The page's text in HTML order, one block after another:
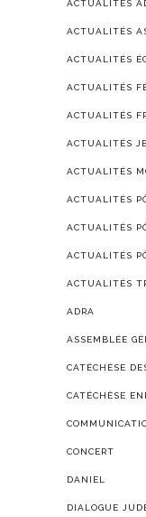
ACTUALITÉS
ACTUALITÉS
ACTUALITÉS
ACTUALITÉS
ACTUALITÉS
ACTUALITÉS
ACTUALITÉS
ACTUALITÉS
ACTUALITÉS
ACTUALITÉS
ACTUALITÉS
ADRA
ASSEMBLÉE
CATÉCHÈSE
CATÉCHÈSE
CONCERT
DANIEL
DIALOGUE